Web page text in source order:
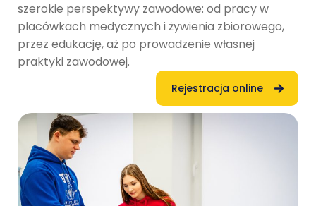
szerokie perspektywy zawodowe: od pracy w
placówkach medycznych i żywienia zbiorowego,
przez edukację, aż po prowadzenie własnej
praktyki zawodowej.
Rejestracja online